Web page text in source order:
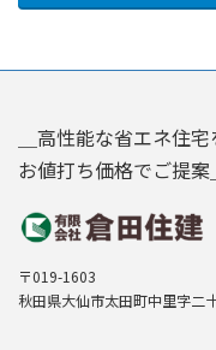
＿高性能な省エネ住宅
お値打ち価格でご提案＿
〒019-1603
秋田県大仙市太田町中里字二